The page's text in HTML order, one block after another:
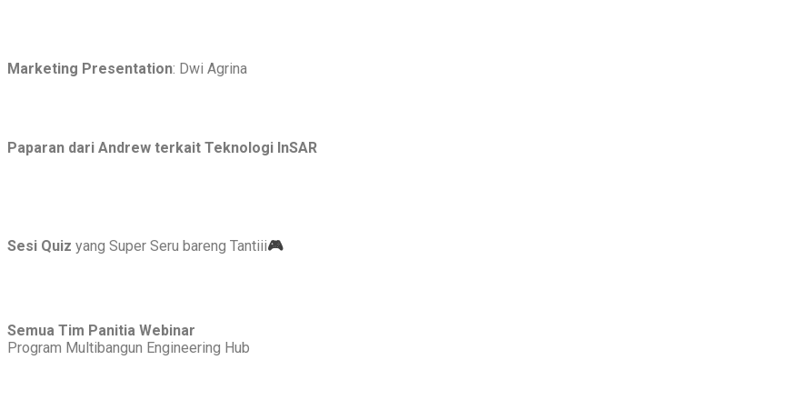
Marketing Presentation: Dwi Agrina
Paparan dari Andrew terkait Teknologi InSAR
Sesi Quiz yang Super Seru bareng Tantiii🎮
Semua Tim Panitia Webinar
Program Multibangun Engineering Hub